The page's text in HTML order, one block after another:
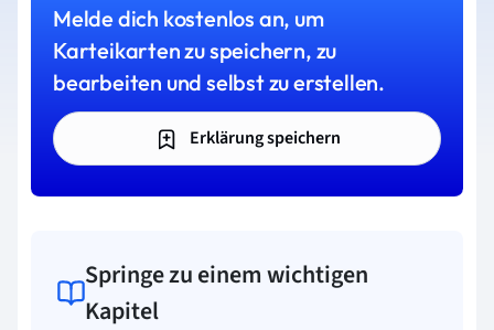
Melde dich kostenlos an, um
Karteikarten zu speichern, zu
bearbeiten und selbst zu erstellen.
Erklärung speichern
Springe zu einem wichtigen
Kapitel